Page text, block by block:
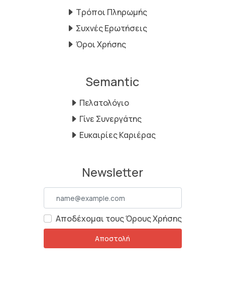
Τρόποι Πληρωμής
Συχνές Ερωτήσεις
Όροι Χρήσης
Semantic
Πελατολόγιο
Γίνε Συνεργάτης
Ευκαιρίες Καριέρας
Newsletter
Αποδέχομαι τους Όρους Χρήσης
Αποστολή